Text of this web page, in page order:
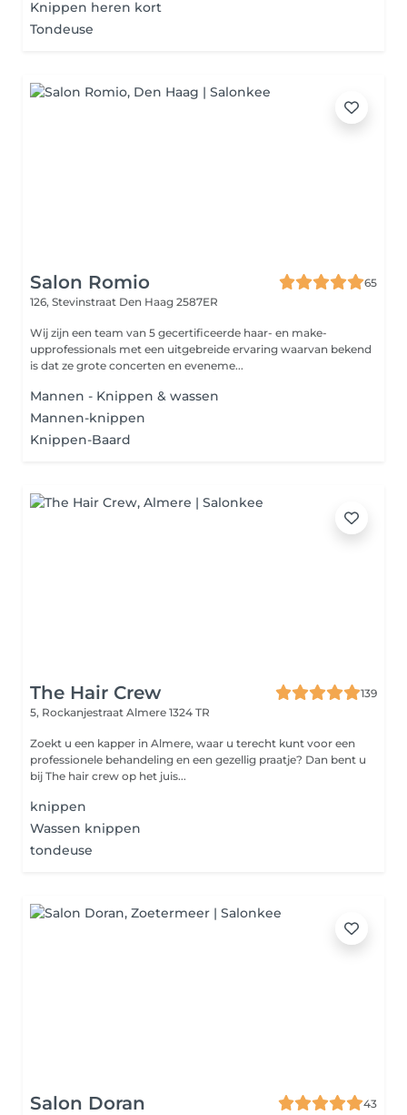
Knippen heren kort
Tondeuse
Salon Romio
65
126, Stevinstraat Den Haag 2587ER
Wij zijn een team van 5 gecertificeerde haar- en make-
upprofessionals met een uitgebreide ervaring waarvan bekend
is dat ze grote concerten en eveneme...
Mannen - Knippen & wassen
Mannen-knippen
Knippen-Baard
The Hair Crew
139
5, Rockanjestraat Almere 1324 TR
Zoekt u een kapper in Almere, waar u terecht kunt voor een
professionele behandeling en een gezellig praatje? Dan bent u
bij The hair crew op het juis...
knippen
Wassen knippen
tondeuse
Salon Doran
43